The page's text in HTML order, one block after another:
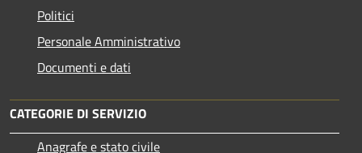
Politici
Personale Amministrativo
Documenti e dati
CATEGORIE DI SERVIZIO
Anagrafe e stato civile